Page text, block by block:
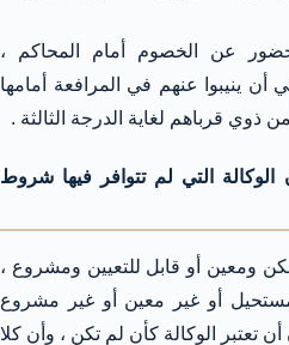
عن الخصوم أمام المحاكم ،
ينيبوا عنهم في المرافعة أمامها
ذوي قرباهم لغاية الدرجة الثالثة .
الوكالة التي لم تتوافر فيها شروط
ومعين أو قابل للتعيين ومشروع ،
أو غير معين أو غير مشروع
تعتبر الوكالة كأن لم تكن ، وأن كلا